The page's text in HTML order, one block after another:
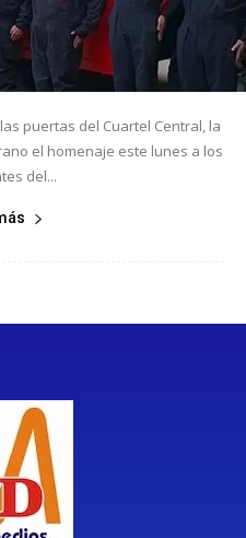
puertas del Cuartel Central, la
el homenaje este lunes a los
del...